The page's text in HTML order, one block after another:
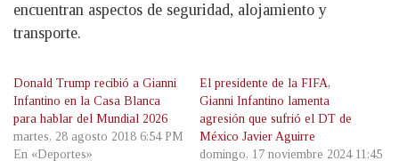
encuentran aspectos de seguridad, alojamiento y
transporte.
Donald Trump recibió a Gianni
Infantino en la Casa Blanca
para hablar del Mundial 2026
martes, 28 agosto 2018 6:54 PM
En «Deportes»
El presidente de la FIFA,
Gianni Infantino lamenta
agresión que sufrió el DT de
México Javier Aguirre
domingo, 17 noviembre 2024 11:45